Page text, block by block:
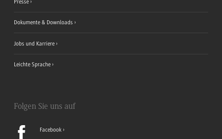
Dokumente & Downloads
Jobs und Karriere
Leichte Sprache
Folgen Sie uns auf
Facebook